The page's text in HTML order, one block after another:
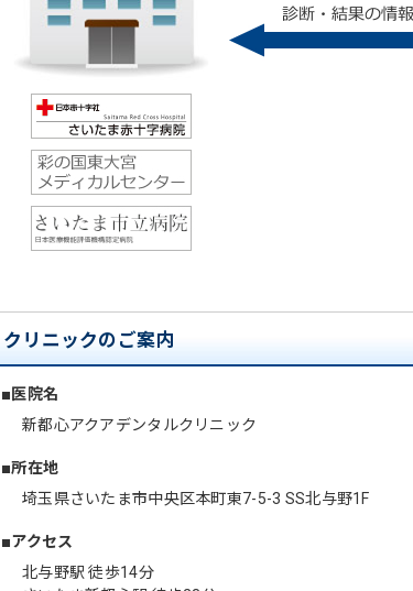
クリニックのご案内
■医院名
新都心アクアデンタルクリニック
■所在地
埼玉県さいたま市中央区本町東7-5-3 SS北与野1F
■アクセス
北与野駅 徒歩14分